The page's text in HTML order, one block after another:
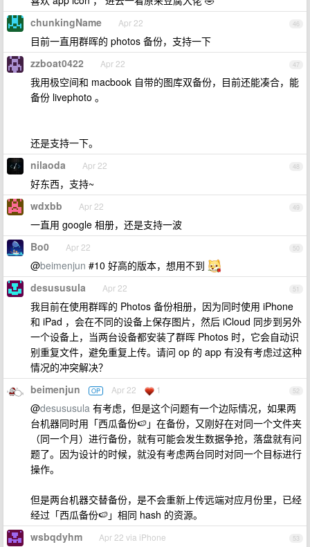
46
chunkingName Apr 22
目前一直用群晖的 photos 备份，支持一下
47
zzboat0422 Apr 22
我用极空间和 macbook 自带的图库双备份，目前还能凑合，能
备份 livephoto 。
还是支持一下。
48
nilaoda Apr 22
好东西，支持~
49
wdxbb Apr 22
一直用 google 相册，还是支持一波
50
Bo0 Apr 22
@beimenjun #10 好高的版本，想用不到
51
desususula Apr 22
我目前在使用群晖的 Photos 备份相册，因为同时使用 iPhone
和 iPad ，会在不同的设备上保存图片，然后 iCloud 同步到另外
一个设备上，当两台设备都安装了群晖 Photos 时，它会自动识
别重复文件，避免重复上传。请问 op 的 app 有没有考虑过这种
情况的冲突解决？
52
beimenjun OP Apr 22 1
@desususula 有考虑，但是这个问题有一个边际情况，如果两
台机器同时用「西瓜备份🍉」在备份，又刚好在对同一个文件夹
（同一个月）进行备份，就有可能会发生数据争抢，落盘就有问
题了。因为设计的时候，就没有考虑两台同时对同一个目标进行
操作。
但是两台机器交替备份，是不会重新上传远端对应月份里，已经
经过「西瓜备份🍉」相同 hash 的资源。
53
wsbqdyhm Apr 22 via iPhone